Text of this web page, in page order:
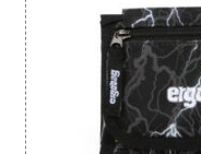
Kreativní tvoření